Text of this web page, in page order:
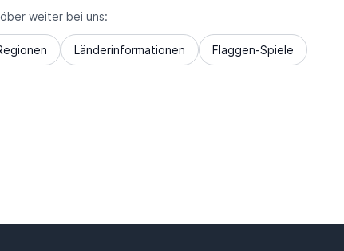
weiter bei uns:
Länderinformationen Flaggen-Spiele